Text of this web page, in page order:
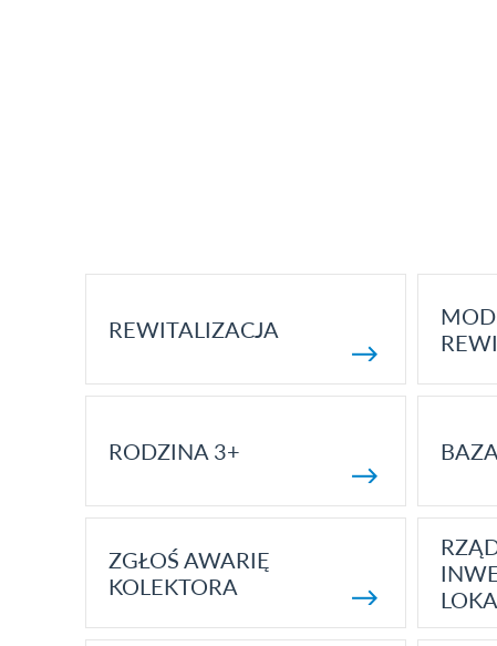
REWITALIZACJA
RODZINA 3+
ZGŁOŚ AWARIĘ
KOLEKTORA